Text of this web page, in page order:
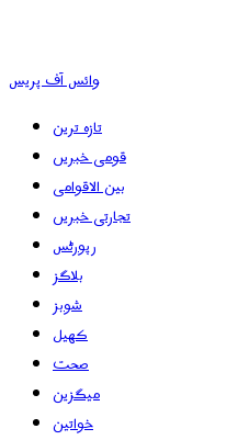
وائس آف پریس
تازہ ترین
قومی خبریں
بین الاقوامی
تجارتی خبریں
رپورٹس
بلاگز
شوبز
کھیل
صحت
میگزین
خواتین